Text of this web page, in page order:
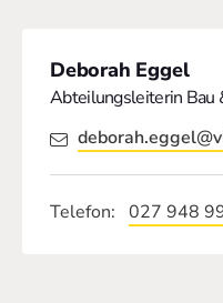
Deborah Eggel
Abteilungsleiterin Bau
Telefon 027 948